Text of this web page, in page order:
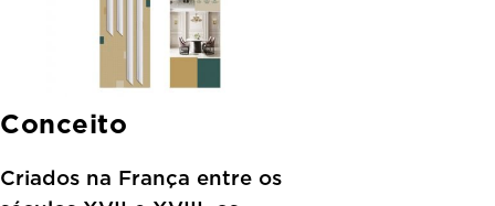
Conceito
Criados na França entre os